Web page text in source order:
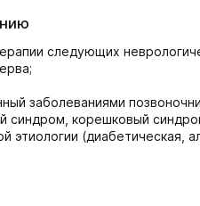
следующих
заболеваниями
синдром, корешковый
этиологии (диабетическая,